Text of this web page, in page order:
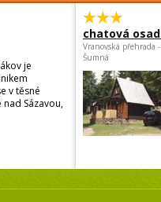
je
v těsné
nad Sázavou,
chatová
Vranovská přehrada
Šumná